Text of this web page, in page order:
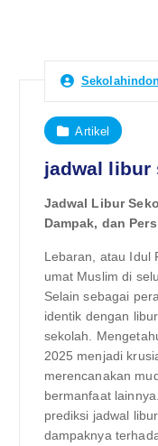
Artikel
jadwal libur
Jadwal Libur
Dampak, dan
Lebaran, atau Idul
umat Muslim di
Selain sebagai
identik dengan
sekolah.
2025 menjadi
merencanakan
bermanfaat
prediksi jadwal
dampaknya